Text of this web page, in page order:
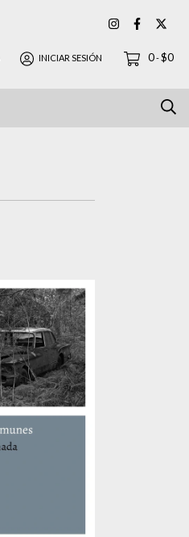
INICIAR SESIÓN 0-$0